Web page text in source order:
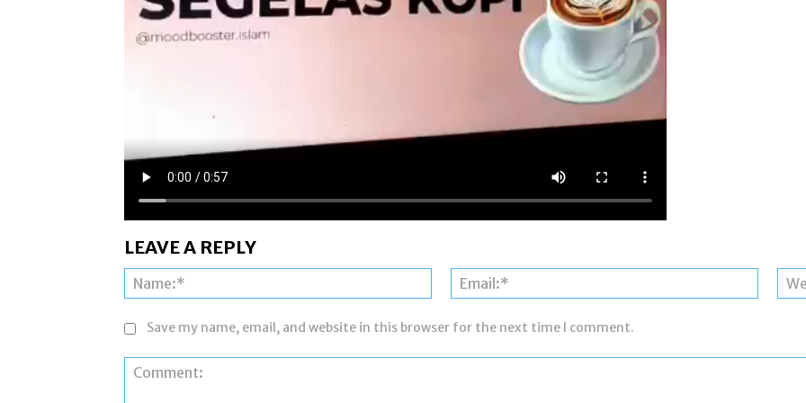
LEAVE A REPLY
Name:* Email:*
Save my name, email, and website in this browser for the next time I comment.